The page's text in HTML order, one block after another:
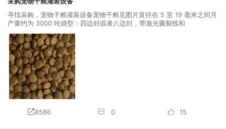
寻找采购，宠物干粮灌装设备宠物干粮见图片直径在 5 至 19 毫米之间月
产量约为 3000 吨袋型：四边封或者八边封，带激光撕裂线和
8586 0 15